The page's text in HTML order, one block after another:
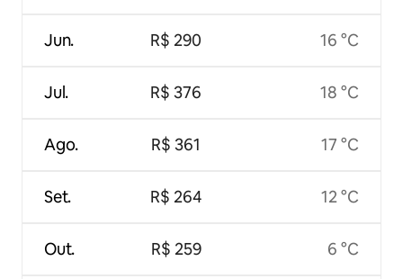
Jun.
Jul.
Ago.
Set.
Out.
R$ 290
R$ 376
R$ 361
R$ 264
R$ 259
16 °C
18 °C
17 °C
12 °C
6 °C